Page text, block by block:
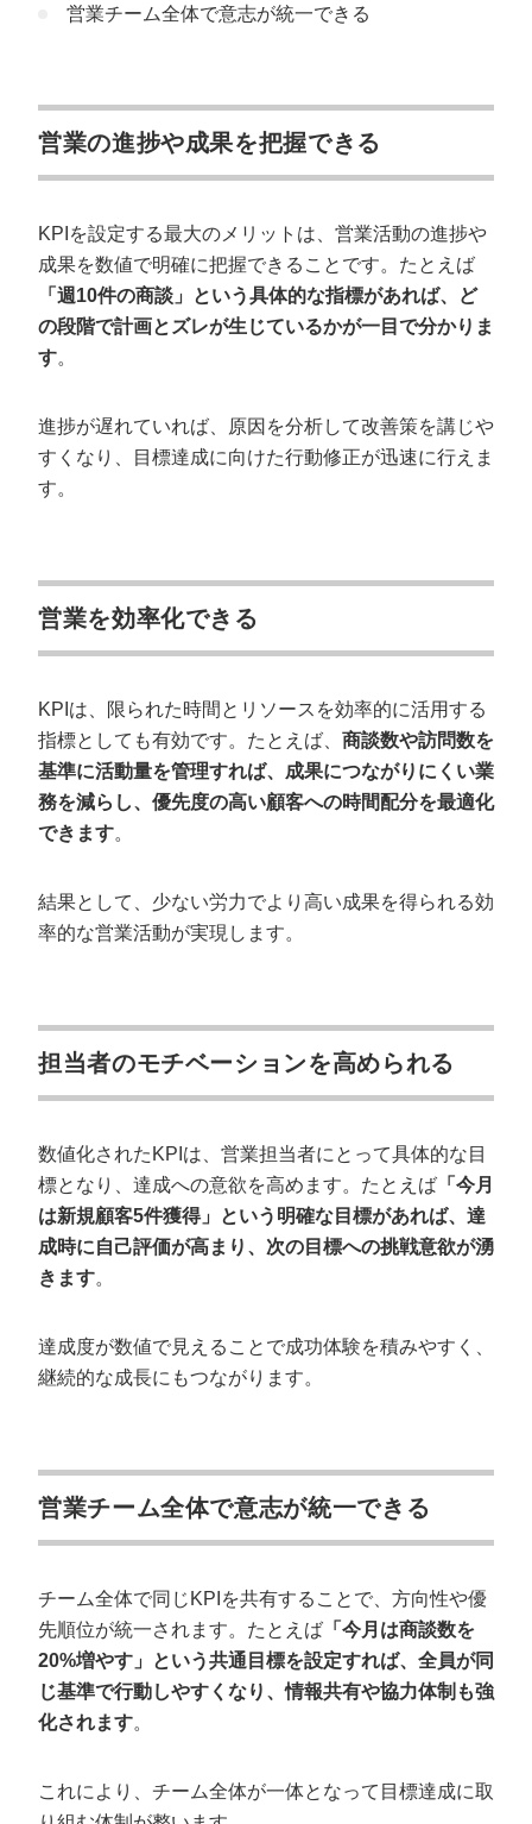
プロに無料相談をする
会社概要資料をダウンロー
ドする
StockSun株式会社 〒160-0023 東京都新宿区西新宿3丁目8番3号 新
都心丸善ビル7階
営業チーム全体で意志が統一できる
営業の進捗や成果を把握できる
KPIを設定する最大のメリットは、営業活動の進捗や
成果を数値で明確に把握できることです。たとえば
「週10件の商談」という具体的な指標があれば、ど
の段階で計画とズレが生じているかが一目で分かりま
す。
進捗が遅れていれば、原因を分析して改善策を講じや
すくなり、目標達成に向けた行動修正が迅速に行えま
す。
営業を効率化できる
KPIは、限られた時間とリソースを効率的に活用する
指標としても有効です。たとえば、 商談数や訪問数を
基準に活動量を管理すれば、成果につながりにくい業
務を減らし、優先度の高い顧客への時間配分を最適化
できます。
結果として、少ない労力でより高い成果を得られる効
率的な営業活動が実現します。
担当者のモチベーションを高められる
数値化されたKPIは、営業担当者にとって具体的な目
標となり、達成への意欲を高めます。たとえば 「今月
は新規顧客5件獲得」という明確な目標があれば、達
成時に自己評価が高まり、次の目標への挑戦意欲が湧
きます。
達成度が数値で見えることで成功体験を積みやすく、
継続的な成長にもつながります。
営業チーム全体で意志が統一できる
チーム全体で同じKPIを共有することで、方向性や優
先順位が統一されます。たとえば 「今月は商談数を
20%増やす」という共通目標を設定すれば、全員が同
じ基準で行動しやすくなり、情報共有や協力体制も強
化されます。
これにより、チーム全体が一体となって目標達成に取